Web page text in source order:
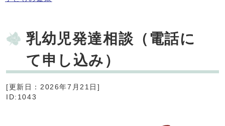
乳幼児発達相談（電話に
て申し込み）
[更新日：2026年7月21日]
ID:1043